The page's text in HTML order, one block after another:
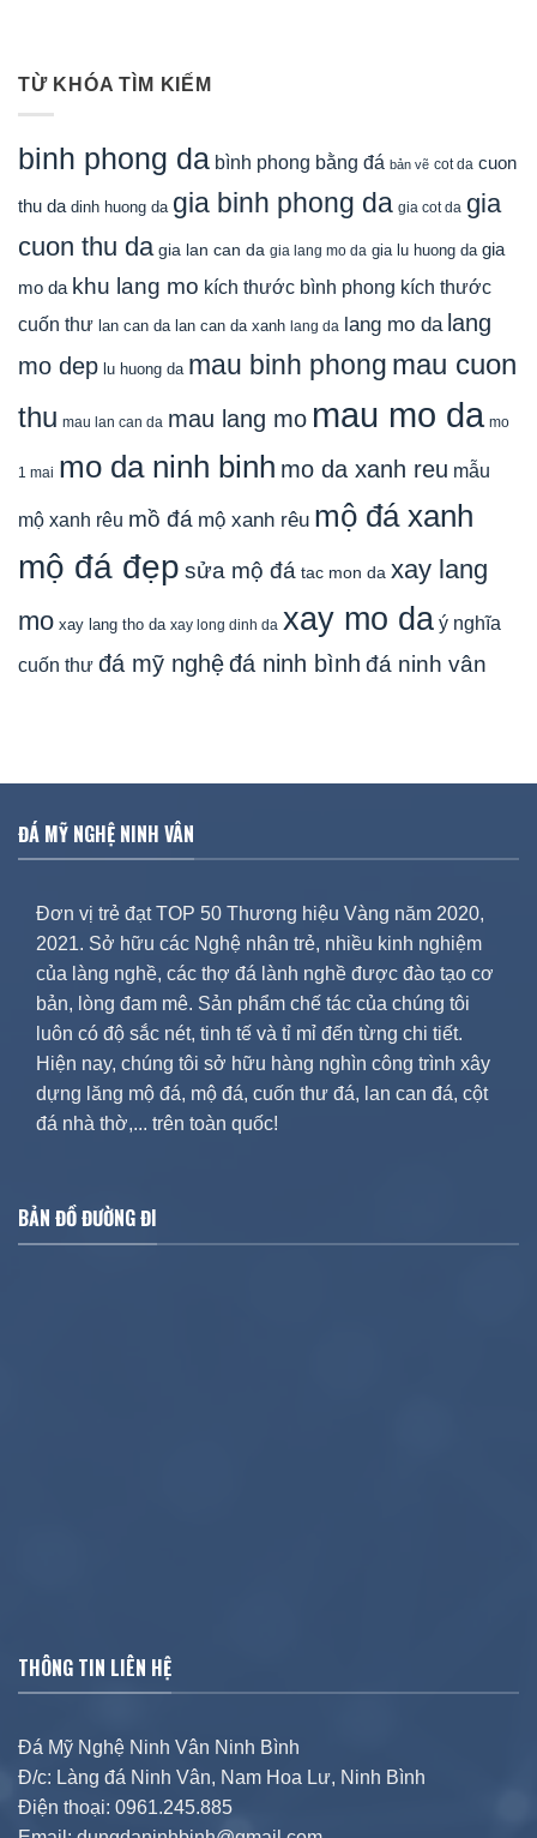
TỪ KHÓA TÌM KIẾM
binh phong da bình phong bằng đá bản vẽ cot da cuon
thu da dinh huong da gia binh phong da gia cot da gia
cuon thu da gia lan can da gia lang mo da gia lu huong da gia
mo da khu lang mo kích thước bình phong kích thước
cuốn thư lan can da lan can da xanh lang da lang mo da lang
mo dep lu huong da mau binh phong mau cuon
thu mau lan can da mau lang mo mau mo da mo
1 mai mo da ninh binh mo da xanh reu mẫu
mộ xanh rêu mồ đá mộ xanh rêu mộ đá xanh
mộ đá đẹp sửa mộ đá tac mon da xay lang
mo xay lang tho da xay long dinh da xay mo da ý nghĩa
cuốn thư đá mỹ nghệđá ninh bình đá ninh vân
ĐÁ MỸ NGHỆ NINH VÂN
Đơn vị trẻ đạt TOP 50 Thương hiệu Vàng năm 2020,
2021. Sở hữu các Nghệ nhân trẻ, nhiều kinh nghiệm
của làng nghề, các thợ đá lành nghề được đào tạo cơ
bản, lòng đam mê. Sản phẩm chế tác của chúng tôi
luôn có độ sắc nét, tinh tế và tỉ mỉ đến từng chi tiết.
Hiện nay, chúng tôi sở hữu hàng nghìn công trình xây
dựng lăng mộ đá, mộ đá, cuốn thư đá, lan can đá, cột
đá nhà thờ,... trên toàn quốc!
BẢN ĐỒ ĐƯỜNG ĐI
THÔNG TIN LIÊN HỆ
Đá Mỹ Nghệ Ninh Vân Ninh Bình
Đ/c: Làng đá Ninh Vân, Nam Hoa Lư, Ninh Bình
Điện thoại: 0961.245.885